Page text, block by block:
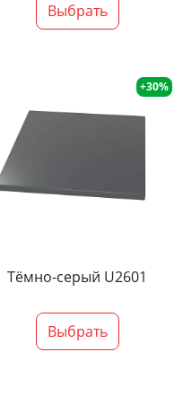
Выбрать
+30%
Тёмно-серый U2601
Выбрать